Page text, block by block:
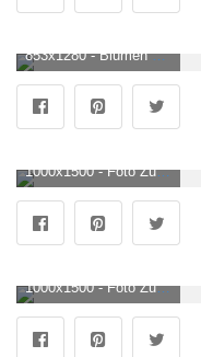
853x1280 - Blumen Pflanze Schwarz Und Weiß Foto auf Pixabay. Blumen Schwarz Weiß Hintergrundbild.
1000x1500 - Foto Zum Thema Ein Schwarz Weiß Foto Von Einigen Blumen. Blumen Schwarz Weiß Hintergrundbild.
1000x1500 - Foto Zum Thema Ein Schwarz Weiß Foto Von Einigen Blumen. Blumen Schwarz Weiß Hintergrundbild für Handy.